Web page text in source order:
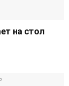
на стол